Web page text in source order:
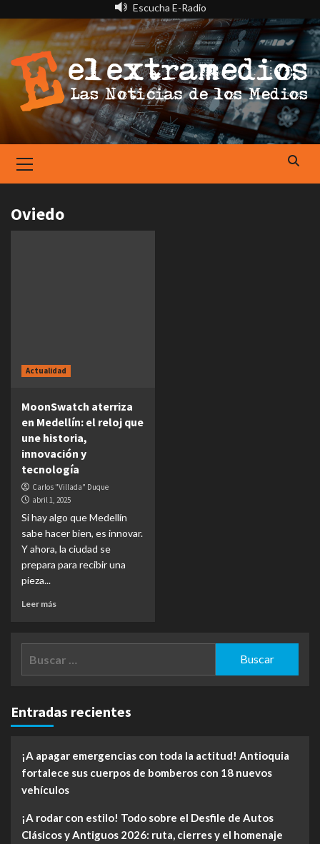
contenido
Escucha E-Radio
Menu
Oviedo
Actualidad
MoonSwatch aterriza
en Medellín: el reloj que
une historia,
innovación y
tecnología
Carlos "Villada" Duque
abril 1, 2025
Si hay algo que Medellín
sabe hacer bien, es innovar.
Y ahora, la ciudad se
prepara para recibir una
pieza...
Leer más
Entradas recientes
¡A apagar emergencias con toda la actitud! Antioquia
fortalece sus cuerpos de bomberos con 18 nuevos
vehículos
¡A rodar con estilo! Todo sobre el Desfile de Autos
Clásicos y Antiguos 2026: ruta, cierres y el homenaje